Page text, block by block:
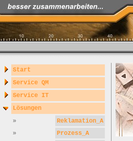
Start
Service QM
Service IT
Lösungen
»
Reklamation_A
»
Prozess_A